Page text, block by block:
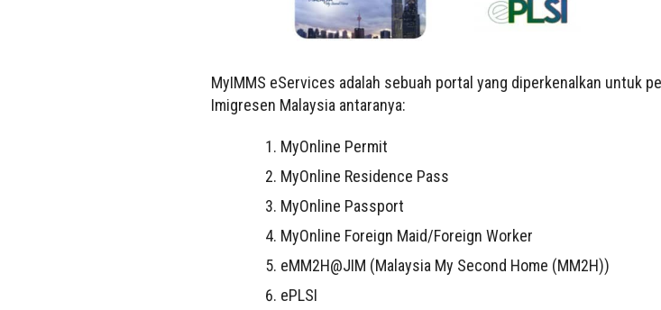
MyIMMS eServices adalah sebuah portal yang diperkenalkan untuk
Imigresen Malaysia antaranya:
MyOnline Permit
MyOnline Residence Pass
MyOnline Passport
MyOnline Foreign Maid/Foreign Worker
eMM2H@JIM (Malaysia My Second Home (MM2H))
ePLSI